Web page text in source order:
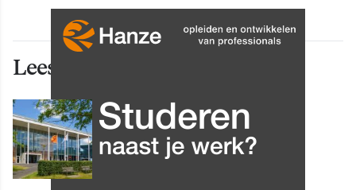
Lees ook deze artikelen
INNOVATIE
Grip op data en informatie:
Leergang Data en